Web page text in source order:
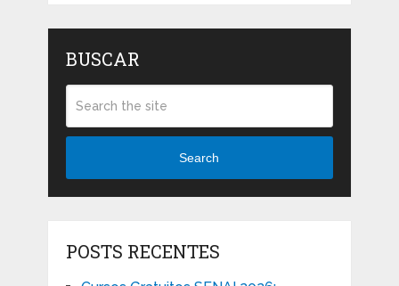
BUSCAR
Search
POSTS RECENTES